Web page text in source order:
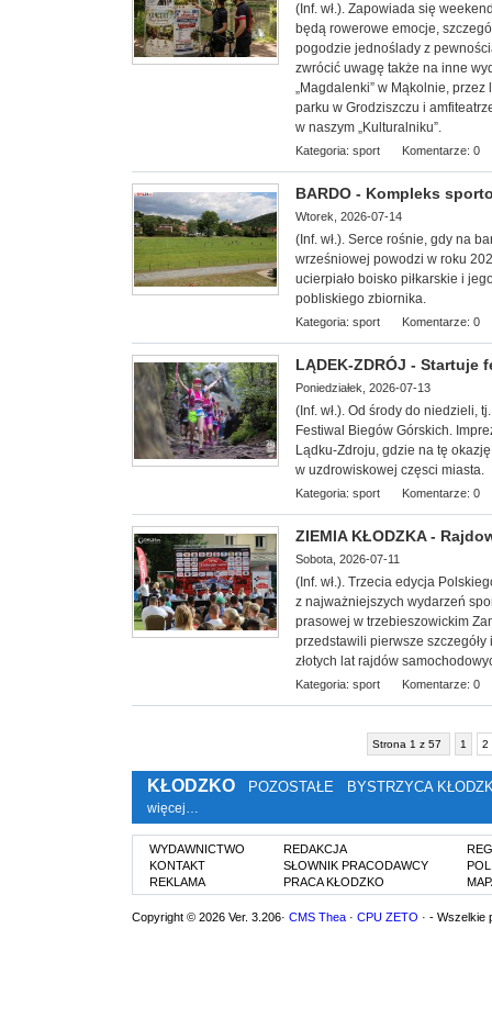
(Inf. wł.). Zapowiada się
będą rowerowe emocje,
pogodzie jednoślady z
zwrócić uwagę także na inne
„Magdalenki” w Mąkolnie,
parku w Grodziszczu i
w naszym „Kulturalniku”.
Kategoria: sport Komentarze: 0
BARDO - Kompleks
Wtorek, 2026-07-14
(Inf. wł.). Serce rośnie, gdy na
wrześniowej powodzi w roku
ucierpiało boisko piłkarskie i
pobliskiego zbiornika.
Kategoria: sport Komentarze: 0
LĄDEK-ZDRÓJ - Startuje
Poniedziałek, 2026-07-13
(Inf. wł.). Od środy do niedzieli,
Festiwal Biegów Górskich.
Lądku-Zdroju, gdzie na tę
w uzdrowiskowej częsci miasta.
Kategoria: sport Komentarze: 0
ZIEMIA KŁODZKA -
Sobota, 2026-07-11
(Inf. wł.). Trzecia edycja
z najważniejszych wydarzeń
prasowej w trzebieszowickim
przedstawili pierwsze
złotych lat rajdów
Kategoria: sport Komentarze: 0
Strona 1 z 57 1 2
KŁODZKO POZOSTAŁE BYSTRZYCA
więcej…
WYDAWNICTWO
KONTAKT
REKLAMA
REDAKCJA
SŁOWNIK PRACODAWCY
PRACA KŁODZKO
Copyright © 2026 Ver. 3.206· CMS Thea · CPU ZETO · - Wszelkie